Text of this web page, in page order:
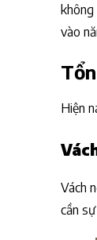
không
vào
Hiện
Vách
cần